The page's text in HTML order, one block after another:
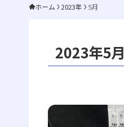
ホーム 2023年 5月
2023年5月